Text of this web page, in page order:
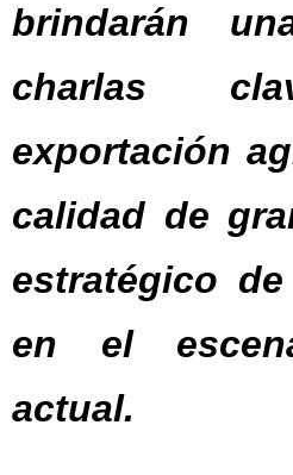
brindarán
charlas
exportación
calidad de
estratégico
en el
actual.